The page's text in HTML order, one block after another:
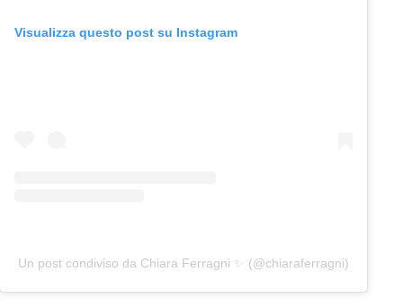
Visualizza questo post su Instagram
Un post condiviso da Chiara Ferragni ✨ (@chiaraferragni)